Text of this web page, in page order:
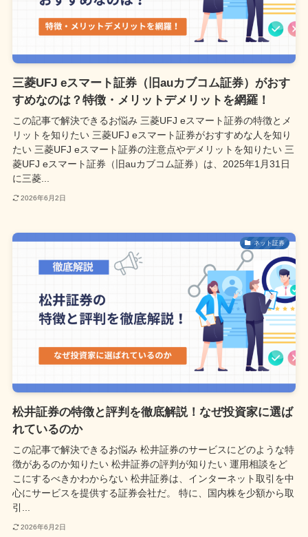
三菱UFJ eスマート証券（旧auカブコム証券）がおす
すめなのは？特徴・メリットデメリットを網羅！
この記事で解決できるお悩み 三菱UFJ eスマート証券の特徴とメ
リットを知りたい 三菱UFJ eスマート証券がおすすめな人を知り
たい 三菱UFJ eスマート証券の注意点やデメリットを知りたい 三
菱UFJ eスマート証券（旧auカブコム証券）は、2025年1月31日
に三菱...
2026年6月2日
ネット証券
松井証券の特徴と評判を徹底解説！なぜ投資家に選ば
れているのか
この記事で解決できるお悩み 松井証券のサービスにどのような特
徴があるのか知りたい 松井証券の評判が知りたい 運用相談をど
こにするべきかわからない 松井証券は、インターネット取引を中
心にサービスを提供する証券会社だ。 特に、国内株を少額から取
引...
2026年6月2日